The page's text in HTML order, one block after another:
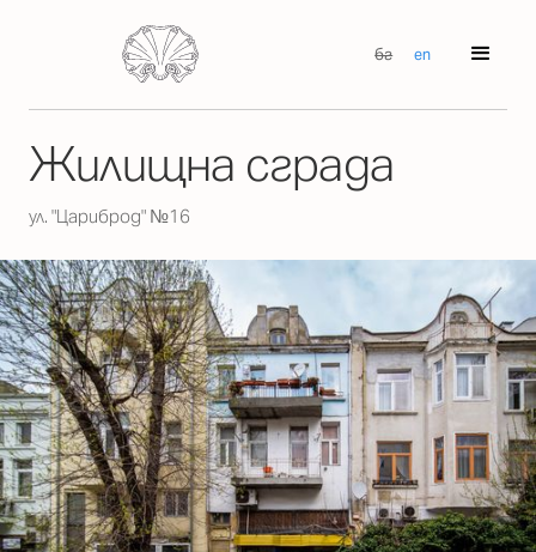
бг en
Жилищна сграда
ул. "Цариброд" №16